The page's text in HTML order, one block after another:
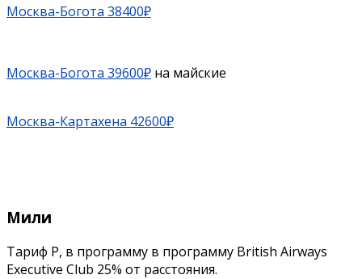
Москва-Богота 38400₽
Москва-Богота 39600₽ на майские
Москва-Картахена 42600₽
Мили
Тариф P, в программу в программу British Airways
Executive Club 25% от расстояния.